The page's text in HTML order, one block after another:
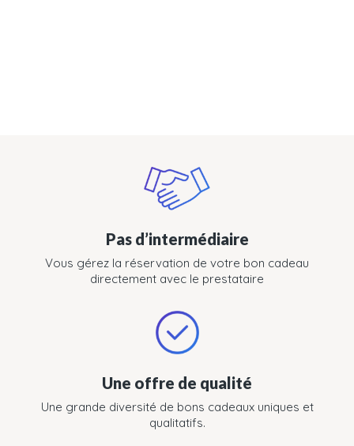
Pas d’intermédiaire
Vous gérez la réservation de votre bon cadeau
directement avec le prestataire
Une offre de qualité
Une grande diversité de bons cadeaux uniques et
qualitatifs.